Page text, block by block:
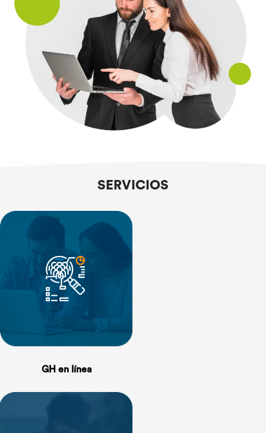
SERVICIOS
GH en línea